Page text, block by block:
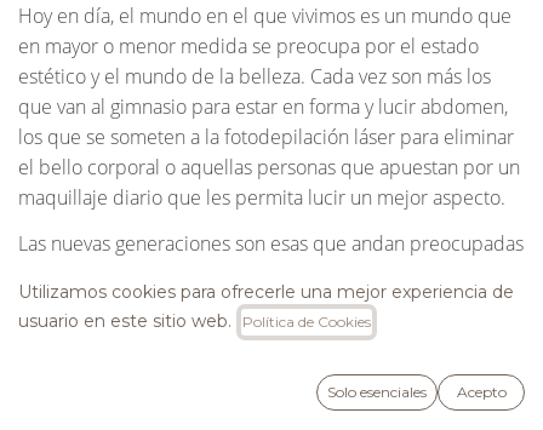
Hoy en día, el mundo en el que vivimos es un mundo que
en mayor o menor medida se preocupa por el estado
estético y el mundo de la belleza. Cada vez son más los
que van al gimnasio para estar en forma y lucir abdomen,
los que se someten a la fotodepilación láser para eliminar
el bello corporal o aquellas personas que apuestan por un
maquillaje diario que les permita lucir un mejor aspecto.
Las nuevas generaciones son esas que andan preocupadas
y ponen a la moda hábitos que, probablemente, hace años
eran impensables. Al final se trata de tendencias que
influyen en este mundo que presta especial atención a la
Utilizamos cookies para ofrecerle una mejor experiencia de
usuario en este sitio web.
Política de Cookies
Solo esenciales Acepto